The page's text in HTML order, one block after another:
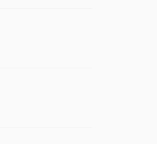
ェブサイト
サポートは
投資する前